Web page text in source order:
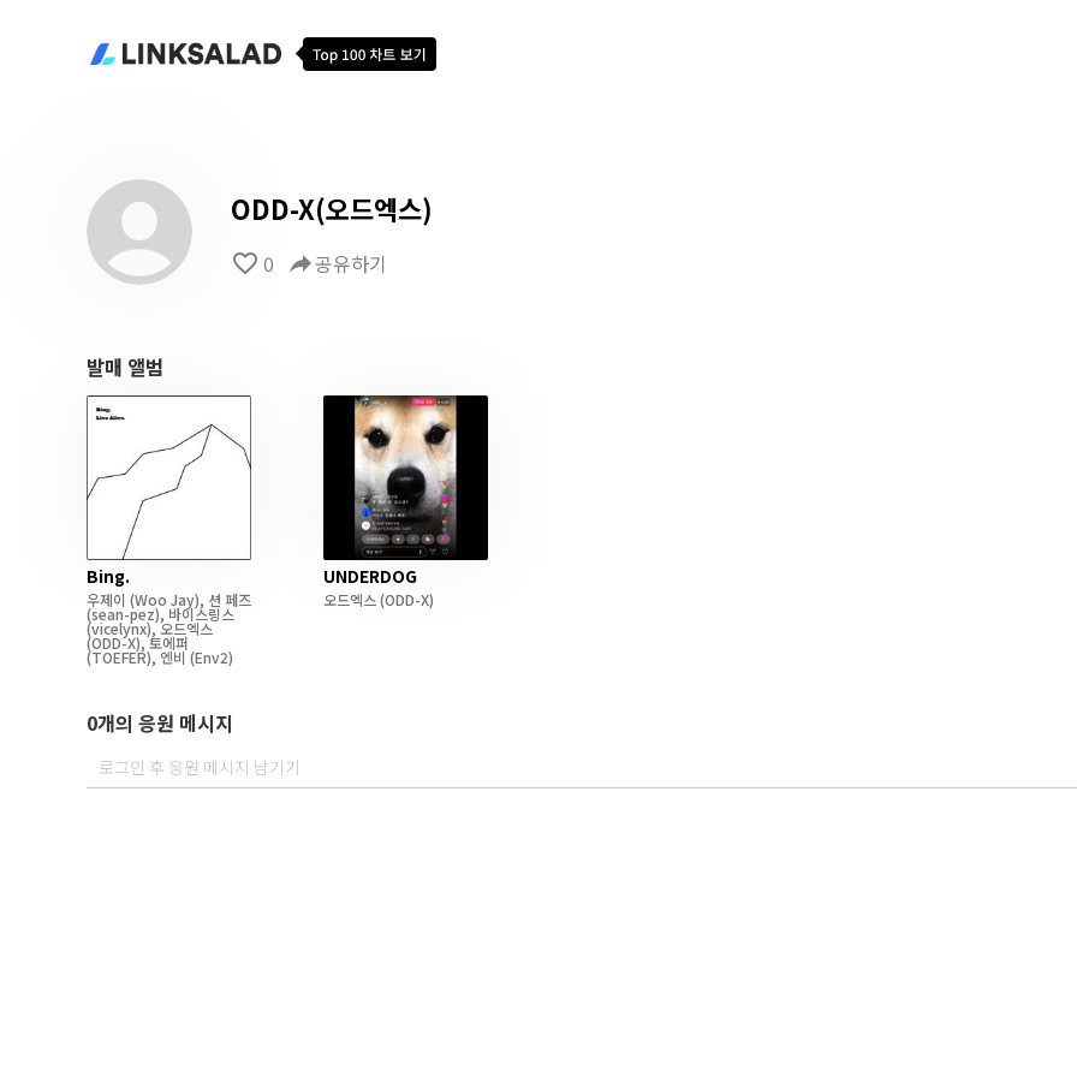
ODD-X(오드엑스)
favorite_border 0 reply공유하기
발매 앨범
Bing.
우제이 (Woo Jay), 션 페즈
(sean-pez), 바이스링스
(vicelynx),오드엑스
(ODD-X),토에퍼
(TOEFER), 엔비(Env2)
UNDERDOG
오드엑스 (ODD-X)
0개의 응원 메시지